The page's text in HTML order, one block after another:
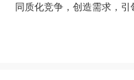
同质化竞争，创造需求，引